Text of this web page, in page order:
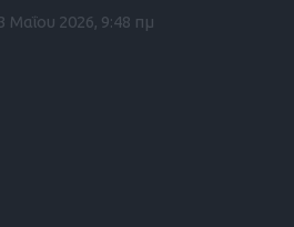
Μαΐου 2026, 9:48 πμ